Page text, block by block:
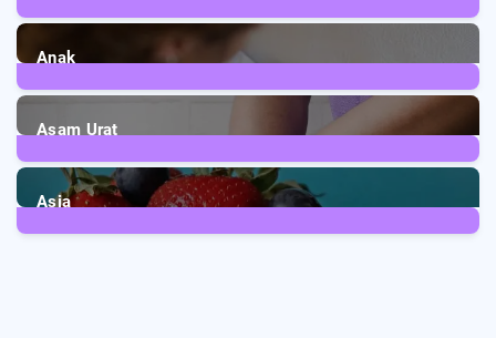
1Post
Anak
3Posts
Asam Urat
2Posts
Asia